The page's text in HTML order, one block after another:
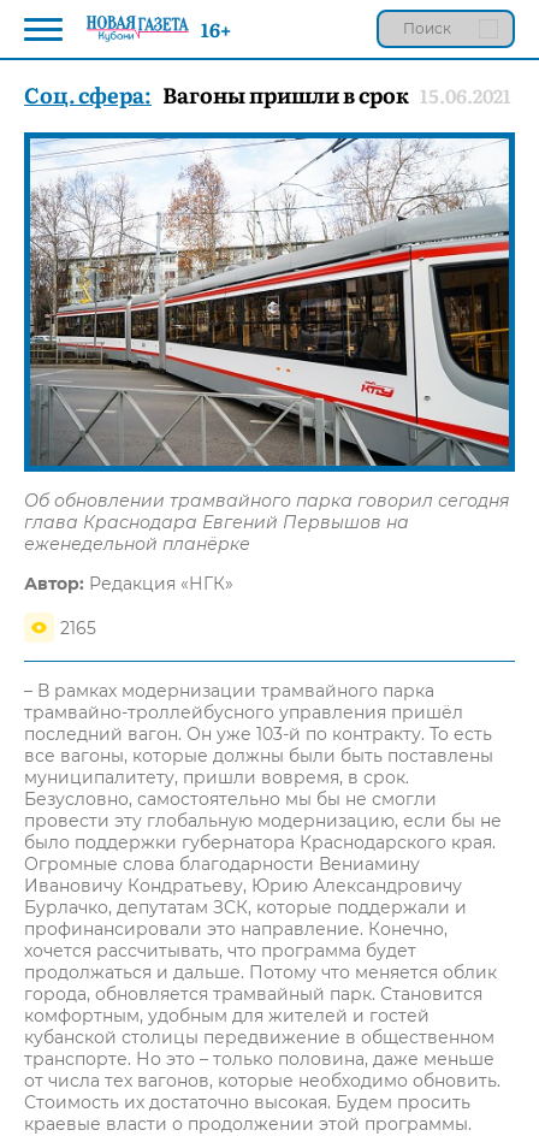
Соц. сфера: Вагоны пришли в срок 15.06.2021
Об обновлении трамвайного парка говорил сегодня
глава Краснодара Евгений Первышов на
еженедельной планёрке
Автор: Редакция «НГК»
2165
– В рамках модернизации трамвайного парка
трамвайно-троллейбусного управления пришёл
последний вагон. Он уже 103-й по контракту. То есть
все вагоны, которые должны были быть поставлены
муниципалитету, пришли вовремя, в срок.
Безусловно, самостоятельно мы бы не смогли
провести эту глобальную модернизацию, если бы не
было поддержки губернатора Краснодарского края.
Огромные слова благодарности Вениамину
Ивановичу Кондратьеву, Юрию Александровичу
Бурлачко, депутатам ЗСК, которые поддержали и
профинансировали это направление. Конечно,
хочется рассчитывать, что программа будет
продолжаться и дальше. Потому что меняется облик
города, обновляется трамвайный парк. Становится
комфортным, удобным для жителей и гостей
кубанской столицы передвижение в общественном
транспорте. Но это – только половина, даже меньше
от числа тех вагонов, которые необходимо обновить.
Стоимость их достаточно высокая. Будем просить
краевые власти о продолжении этой программы.
16+